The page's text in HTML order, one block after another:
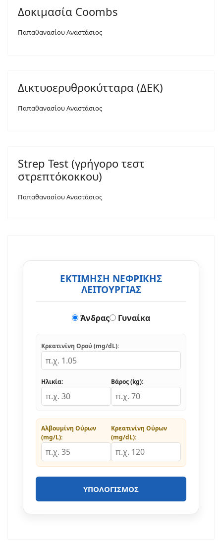
Δοκιμασία Coombs
Παπαθανασίου Αναστάσιος
Δικτυοερυθροκύτταρα (ΔΕΚ)
Παπαθανασίου Αναστάσιος
Strep Test (γρήγορο τεστ
στρεπτόκοκκου)
Παπαθανασίου Αναστάσιος
ΕΚΤΙΜΗΣΗ ΝΕΦΡΙΚΗΣ
ΛΕΙΤΟΥΡΓΙΑΣ
Άνδρας Γυναίκα
Κρεατινίνη Ορού (mg/dL):
Ηλικία: Βάρος (kg):
Αλβουμίνη Ούρων
(mg/L):
Κρεατινίνη Ούρων
(mg/dL):
ΥΠΟΛΟΓΙΣΜΌΣ